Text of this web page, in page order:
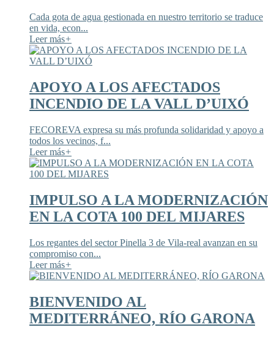
Cada gota de agua gestionada en nuestro territorio se traduce
en vida, econ...
Leer más+
APOYO A LOS AFECTADOS
INCENDIO DE LA VALL D’UIXÓ
FECOREVA expresa su más profunda solidaridad y apoyo a
todos los vecinos, f...
Leer más+
IMPULSO A LA MODERNIZACIÓN
EN LA COTA 100 DEL MIJARES
Los regantes del sector Pinella 3 de Vila-real avanzan en su
compromiso con...
Leer más+
BIENVENIDO AL
MEDITERRÁNEO, RÍO GARONA